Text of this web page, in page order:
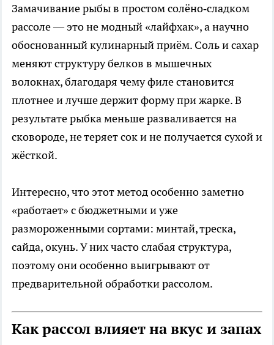
Замачивание рыбы в простом солёно‑сладком
рассоле — это не модный «лайфхак», а научно
обоснованный кулинарный приём. Соль и сахар
меняют структуру белков в мышечных
волокнах, благодаря чему филе становится
плотнее и лучше держит форму при жарке. В
результате рыбка меньше разваливается на
сковороде, не теряет сок и не получается сухой и
жёсткой.
Интересно, что этот метод особенно заметно
«работает» с бюджетными и уже
размороженными сортами: минтай, треска,
сайда, окунь. У них часто слабая структура,
поэтому они особенно выигрывают от
предварительной обработки рассолом.
Как рассол влияет на вкус и запах